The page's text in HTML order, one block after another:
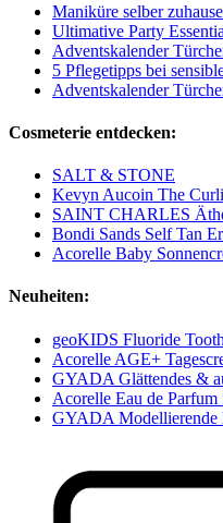
Maniküre selber
Ultimative Party
Adventskalender
5 Pflegetipps bei
Adventskalender
Cosmeterie entdecken:
SALT & STONE
Kevyn Aucoin The
SAINT CHARLES
Bondi Sands Self Tan
Acorelle Baby
Neuheiten:
geoKIDS Fluoride
Acorelle AGE+
GYADA Glättendes &
Acorelle Eau de Parfum
GYADA Modellierende